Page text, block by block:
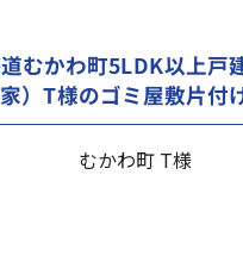
むかわ町5LDK以上戸
）T様のゴミ屋敷片付
むかわ町 T様